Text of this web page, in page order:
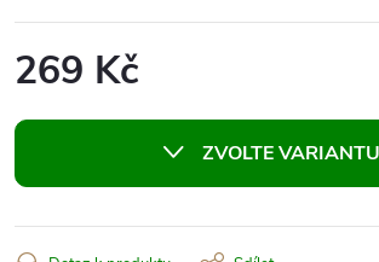
269 Kč
cena:
ZVOLTE VARIANTU